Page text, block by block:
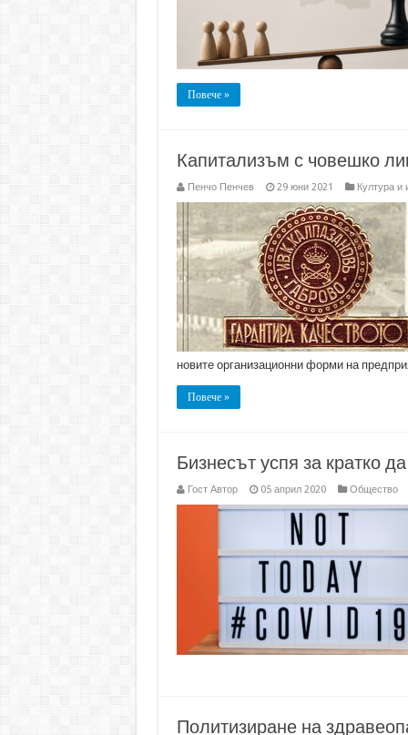
Повече »
Капитализъм с човешко
Пенчо Пенчев 29 юни 2021 Култура и
новите организационни форми на
Повече »
Бизнесът успя за кратко
Гост Автор 05 април 2020 Общество
Политизиране на